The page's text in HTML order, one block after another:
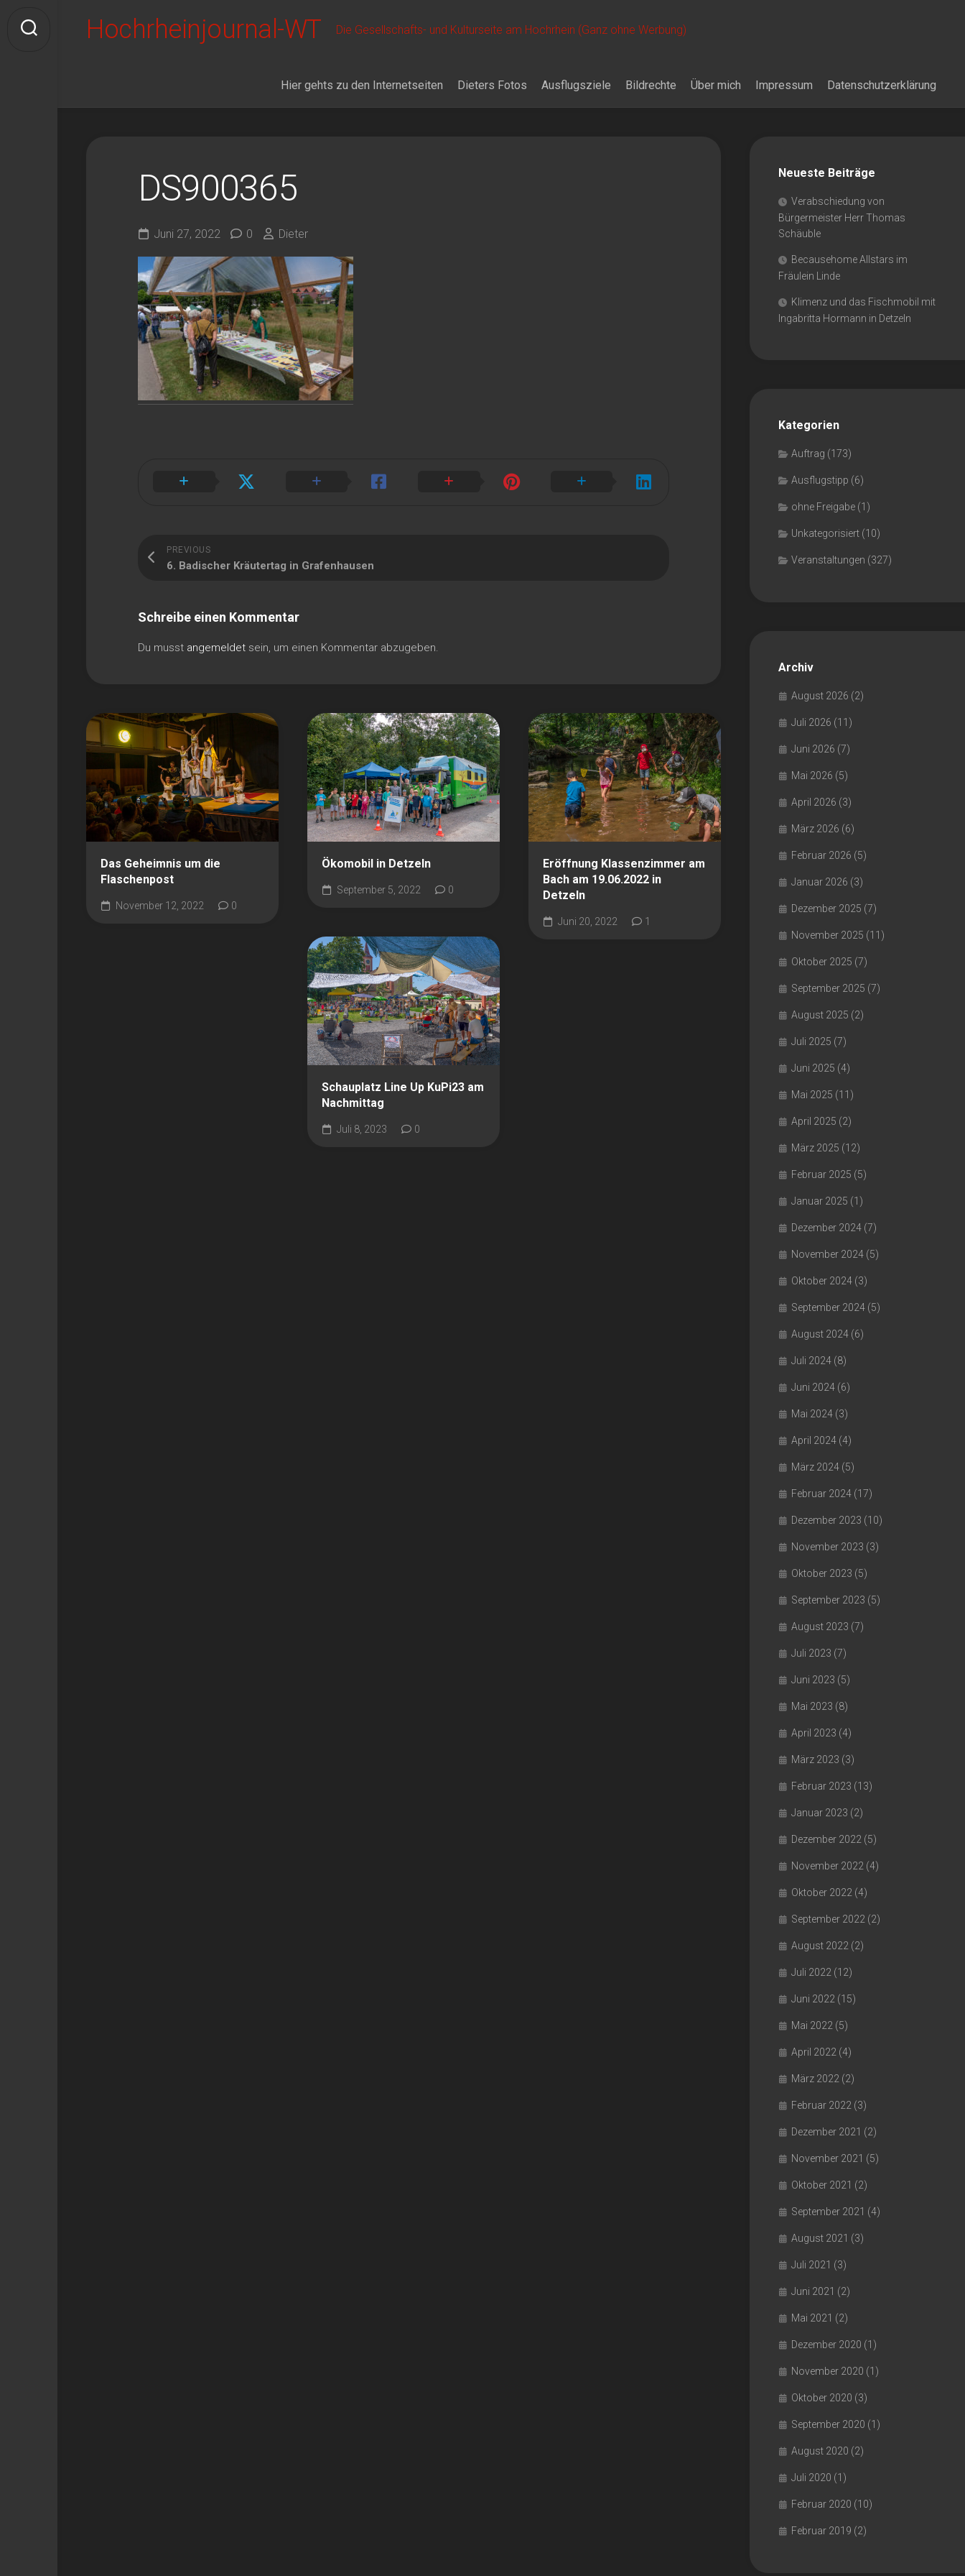
content
Hochrheinjournal-WT Die Gesellschafts- und Kulturseite am Hochrhein (Ganz ohne Werbung)
Hier gehts zu den Internetseiten Dieters Fotos Ausflugsziele Bildrechte Über mich Impressum Datenschutzerklärung
DS900365
Juni 27, 2022 0 Dieter
PREVIOUS
6. Badischer Kräutertag in Grafenhausen
Schreibe einen Kommentar
Du musst angemeldet sein, um einen Kommentar abzugeben.
Das Geheimnis um die
Flaschenpost
November 12, 2022 0
Ökomobil in Detzeln
September 5, 2022 0
Eröffnung Klassenzimmer am
Bach am 19.06.2022 in
Detzeln
Juni 20, 2022 1
Schauplatz Line Up KuPi23 am
Nachmittag
Juli 8, 2023 0
Neueste Beiträge
Verabschiedung von
Bürgermeister Herr Thomas
Schäuble
Becausehome Allstars im
Fräulein Linde
Klimenz und das Fischmobil mit
Ingabritta Hormann in Detzeln
Kategorien
Auftrag (173)
Ausflugstipp (6)
ohne Freigabe (1)
Unkategorisiert (10)
Veranstaltungen (327)
Archiv
August 2026 (2)
Juli 2026 (11)
Juni 2026 (7)
Mai 2026 (5)
April 2026 (3)
März 2026 (6)
Februar 2026 (5)
Januar 2026 (3)
Dezember 2025 (7)
November 2025 (11)
Oktober 2025 (7)
September 2025 (7)
August 2025 (2)
Juli 2025 (7)
Juni 2025 (4)
Mai 2025 (11)
April 2025 (2)
März 2025 (12)
Februar 2025 (5)
Januar 2025 (1)
Dezember 2024 (7)
November 2024 (5)
Oktober 2024 (3)
September 2024 (5)
August 2024 (6)
Juli 2024 (8)
Juni 2024 (6)
Mai 2024 (3)
April 2024 (4)
März 2024 (5)
Februar 2024 (17)
Dezember 2023 (10)
November 2023 (3)
Oktober 2023 (5)
September 2023 (5)
August 2023 (7)
Juli 2023 (7)
Juni 2023 (5)
Mai 2023 (8)
April 2023 (4)
März 2023 (3)
Februar 2023 (13)
Januar 2023 (2)
Dezember 2022 (5)
November 2022 (4)
Oktober 2022 (4)
September 2022 (2)
August 2022 (2)
Juli 2022 (12)
Juni 2022 (15)
Mai 2022 (5)
April 2022 (4)
März 2022 (2)
Februar 2022 (3)
Dezember 2021 (2)
November 2021 (5)
Oktober 2021 (2)
September 2021 (4)
August 2021 (3)
Juli 2021 (3)
Juni 2021 (2)
Mai 2021 (2)
Dezember 2020 (1)
November 2020 (1)
Oktober 2020 (3)
September 2020 (1)
August 2020 (2)
Juli 2020 (1)
Februar 2020 (10)
Februar 2019 (2)